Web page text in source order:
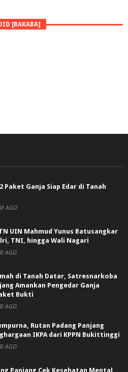
[BAKABA]
Paket Ganja Siap Edar di Tanah
AGO
UIN Mahmud Yunus Batusangkar
TNI, hingga Wali Nagari
AGO
di Tanah Datar, Satresnarkoba
Amankan Pengedar Ganja
Bukti
AGO
Rutan Padang Panjang
IKPA dari KPPN Bukittinggi
AGO
Panjang Cek Kesehatan Mental